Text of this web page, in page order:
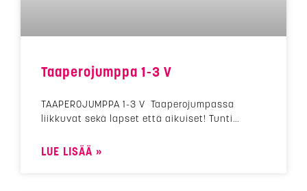
Taaperojumppa 1-3 V
TAAPEROJUMPPA 1-3 V Taaperojumpassa
liikkuvat sekä lapset että aikuiset! Tunti
LUE LISÄÄ »